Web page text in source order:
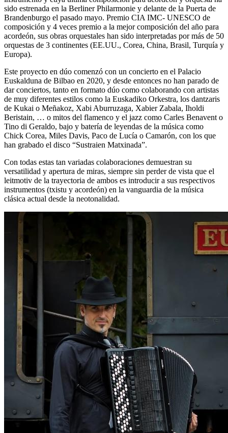
sido estrenada en la Berliner Philarmonie y delante de la Puerta de
Brandenburgo el pasado mayo. Premio CIA IMC- UNESCO de
composición y 4 veces premio a la mejor composición del año para
acordeón, sus obras orquestales han sido interpretadas por más de 50
orquestas de 3 continentes (EE.UU., Corea, China, Brasil, Turquía y
Europa).
Este proyecto en dúo comenzó con un concierto en el Palacio
Euskalduna de Bilbao en 2020, y desde entonces no han parado de
dar conciertos, tanto en formato dúo como colaborando con artistas
de muy diferentes estilos como la Euskadiko Orkestra, los dantzaris
de Kukai o Meñakoz, Xabi Aburruzaga, Xabier Zabala, Iholdi
Beristain, … o mitos del flamenco y el jazz como Carles Benavent o
Tino di Geraldo, bajo y batería de leyendas de la música como
Chick Corea, Miles Davis, Paco de Lucía o Camarón, con los que
han grabado el disco “Sustraien Matxinada”.
Con todas estas tan variadas colaboraciones demuestran su
versatilidad y apertura de miras, siempre sin perder de vista que el
leitmotiv de la trayectoria de ambos es introducir a sus respectivos
instrumentos (txistu y acordeón) en la vanguardia de la música
clásica actual desde la neotonalidad.